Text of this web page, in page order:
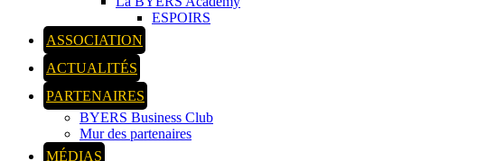
ESPOIRS
ASSOCIATION
ACTUALITÉS
PARTENAIRES
BYERS Business Club
Mur des partenaires
MÉDIAS